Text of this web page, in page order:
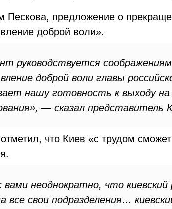
Пескова, предложение о
доброй воли».
руководствуется
доброй воли главы
нашу готовность к выходу
— сказал представитель
что Киев «с трудом
вами неоднократно, что
все свои подразделения…